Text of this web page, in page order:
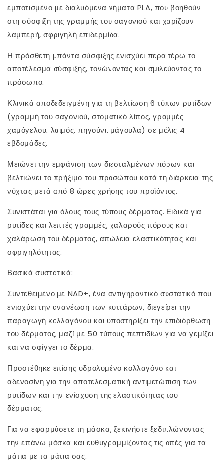
εμποτισμένο με διαλυόμενα νήματα PLA, που βοηθούν
στη σύσφιξη της γραμμής του σαγονιού και χαρίζουν
λαμπερή, σφριγηλή επιδερμίδα.
Η πρόσθετη μπάντα σύσφιξης ενισχύει περαιτέρω το
αποτέλεσμα σύσφιξης, τονώνοντας και σμιλεύοντας το
πρόσωπο.
Κλινικά αποδεδειγμένη για τη βελτίωση 6 τύπων ρυτίδων
(γραμμή του σαγονιού, στοματικό λίπος, γραμμές
χαμόγελου, λαιμός, πηγούνι, μάγουλα) σε μόλις 4
εβδομάδες.
Μειώνει την εμφάνιση των διεσταλμένων πόρων και
βελτιώνει το πρήξιμο του προσώπου κατά τη διάρκεια της
νύχτας μετά από 8 ώρες χρήσης του προϊόντος.
Συνιστάται για όλους τους τύπους δέρματος. Ειδικά για
ρυτίδες και λεπτές γραμμές, χαλαρούς πόρους και
χαλάρωση του δέρματος, απώλεια ελαστικότητας και
σφριγηλότητας.
Βασικά συστατικά:
Συντεθειμένο με NAD+, ένα αντιγηραντικό συστατικό που
ενισχύει την ανανέωση των κυττάρων, διεγείρει την
παραγωγή κολλαγόνου και υποστηρίζει την επιδιόρθωση
του δέρματος, μαζί με 50 τύπους πεπτιδίων για να γεμίζει
και να σφίγγει το δέρμα.
Προστέθηκε επίσης υδρολυμένο κολλαγόνο και
αδενοσίνη για την αποτελεσματική αντιμετώπιση των
ρυτίδων και την ενίσχυση της ελαστικότητας του
δέρματος.
Για να εφαρμόσετε τη μάσκα, ξεκινήστε ξεδιπλώνοντας
την επάνω μάσκα και ευθυγραμμίζοντας τις οπές για τα
μάτια με τα μάτια σας.